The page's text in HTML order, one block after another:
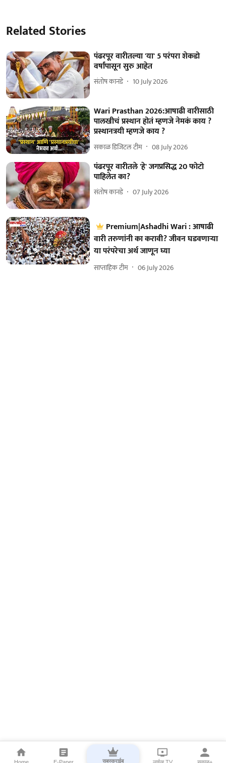
Related Stories
पंढरपूर वारीतल्या 'या' 5 परंपरा शेकडो
वर्षांपासून सुरु आहेत
संतोष कानडे 10 July 2026
Wari Prasthan 2026:आषाढी वारीसाठी
पालखीचं प्रस्थान होतं म्हणजे नेमकं काय ?
प्रस्थानत्रयी म्हणजे काय ?
सकाळ डिजिटल टीम 08 July 2026
पंढरपूर वारीतले 'हे' जगप्रसिद्ध 20 फोटो
पाहिलेत का?
संतोष कानडे 07 July 2026
Premium|Ashadhi Wari : आषाढी
वारी तरुणांनी का करावी? जीवन घडवणाऱ्या
या परंपरेचा अर्थ जाणून घ्या
साप्ताहिक टीम 06 July 2026
Home E-Paper सबस्क्राईब लाईव्ह TV सकाळ+